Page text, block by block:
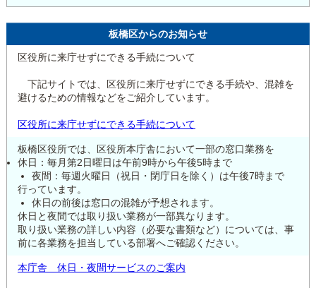
板橋区からのお知らせ
区役所に来庁せずにできる手続について
下記サイトでは、区役所に来庁せずにできる手続や、混雑を
避けるための情報などをご紹介しています。
区役所に来庁せずにできる手続について
板橋区役所では、区役所本庁舎において一部の窓口業務を
休日：毎月第2日曜日は午前9時から午後5時まで
夜間：毎週火曜日（祝日・閉庁日を除く）は午後7時まで
行っています。
休日の前後は窓口の混雑が予想されます。
休日と夜間では取り扱い業務が一部異なります。
取り扱い業務の詳しい内容（必要な書類など）については、事
前に各業務を担当している部署へご確認ください。
本庁舎 休日・夜間サービスのご案内